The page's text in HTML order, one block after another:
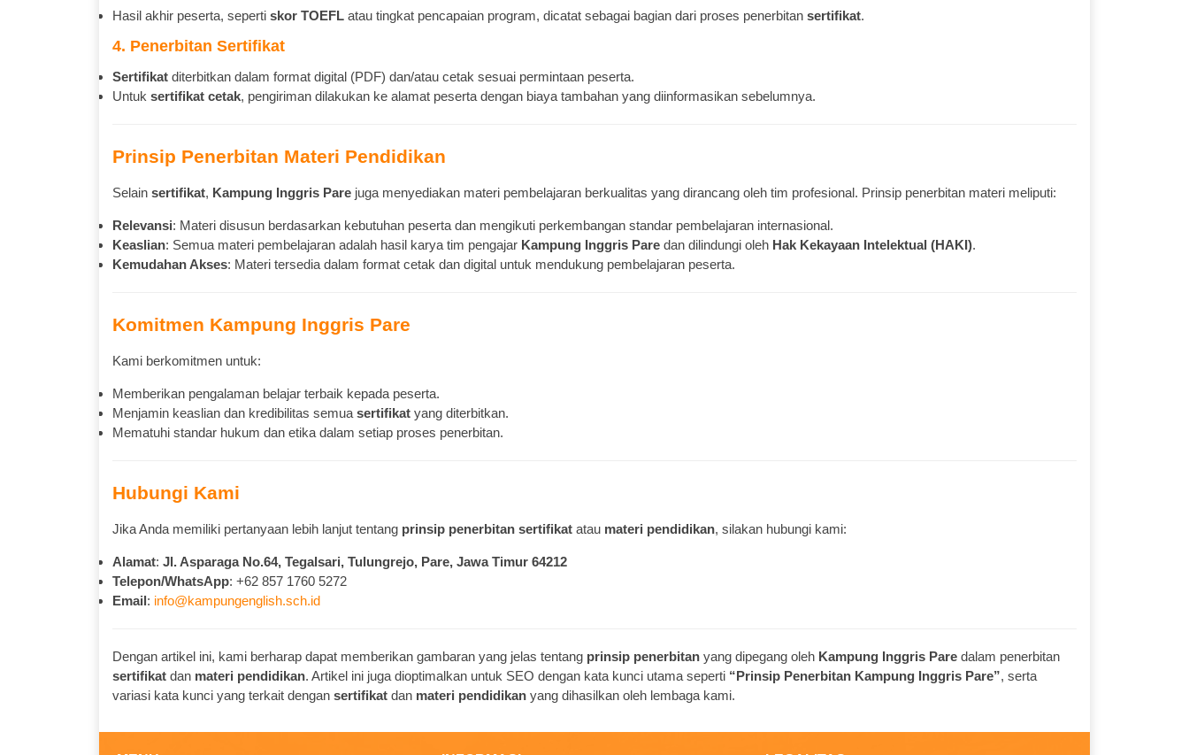
Hasil akhir peserta, seperti skor TOEFL atau tingkat pencapaian program, dicatat sebagai bagian dari proses penerbitan sertifikat.
4. Penerbitan Sertifikat
Sertifikat diterbitkan dalam format digital (PDF) dan/atau cetak sesuai permintaan peserta.
Untuk sertifikat cetak, pengiriman dilakukan ke alamat peserta dengan biaya tambahan yang diinformasikan sebelumnya.
Prinsip Penerbitan Materi Pendidikan
Selain sertifikat, Kampung Inggris Pare juga menyediakan materi pembelajaran berkualitas yang dirancang oleh tim profesional. Prinsip penerbitan materi meliputi:
Relevansi: Materi disusun berdasarkan kebutuhan peserta dan mengikuti perkembangan standar pembelajaran internasional.
Keaslian: Semua materi pembelajaran adalah hasil karya tim pengajar Kampung Inggris Pare dan dilindungi oleh Hak Kekayaan Intelektual (HAKI).
Kemudahan Akses: Materi tersedia dalam format cetak dan digital untuk mendukung pembelajaran peserta.
Komitmen Kampung Inggris Pare
Kami berkomitmen untuk:
Memberikan pengalaman belajar terbaik kepada peserta.
Menjamin keaslian dan kredibilitas semua sertifikat yang diterbitkan.
Mematuhi standar hukum dan etika dalam setiap proses penerbitan.
Hubungi Kami
Jika Anda memiliki pertanyaan lebih lanjut tentang prinsip penerbitan sertifikat atau materi pendidikan, silakan hubungi kami:
Alamat: Jl. Asparaga No.64, Tegalsari, Tulungrejo, Pare, Jawa Timur 64212
Telepon/WhatsApp: +62 857 1760 5272
Email: info@kampungenglish.sch.id
Dengan artikel ini, kami berharap dapat memberikan gambaran yang jelas tentang prinsip penerbitan yang dipegang oleh Kampung Inggris Pare dalam penerbitan
sertifikat dan materi pendidikan. Artikel ini juga dioptimalkan untuk SEO dengan kata kunci utama seperti “Prinsip Penerbitan Kampung Inggris Pare”, serta
variasi kata kunci yang terkait dengan sertifikat dan materi pendidikan yang dihasilkan oleh lembaga kami.